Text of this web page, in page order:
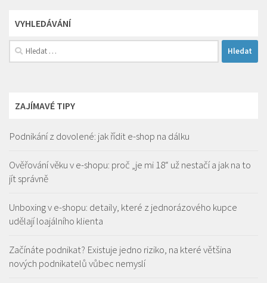
VYHLEDÁVÁNÍ
Vyhledávání
ZAJÍMAVÉ TIPY
Podnikání z dovolené: jak řídit e-shop na dálku
Ověřování věku v e-shopu: proč „je mi 18“ už nestačí a jak na to
jít správně
Unboxing v e-shopu: detaily, které z jednorázového kupce
udělají loajálního klienta
Začínáte podnikat? Existuje jedno riziko, na které většina
nových podnikatelů vůbec nemyslí